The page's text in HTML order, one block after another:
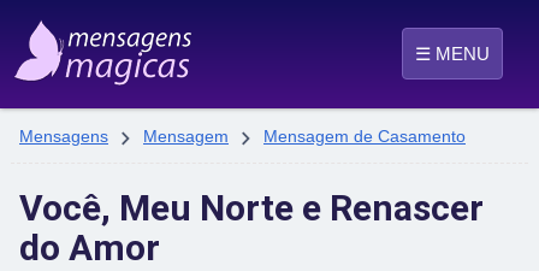
☰ MENU
Mensagens  Mensagem  Mensagem de Casamento
Você, Meu Norte e Renascer
do Amor